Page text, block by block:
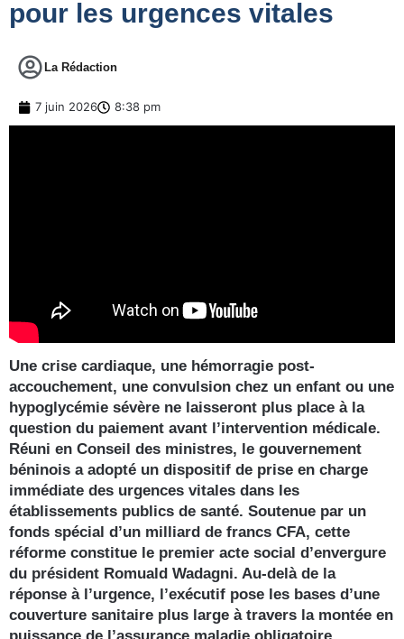
pour les urgences vitales
La Rédaction
7 juin 2026 8:38 pm
Une crise cardiaque, une hémorragie post-
accouchement, une convulsion chez un enfant ou une
hypoglycémie sévère ne laisseront plus place à la
question du paiement avant l’intervention médicale.
Réuni en Conseil des ministres, le gouvernement
béninois a adopté un dispositif de prise en charge
immédiate des urgences vitales dans les
établissements publics de santé. Soutenue par un
fonds spécial d’un milliard de francs CFA, cette
réforme constitue le premier acte social d’envergure
du président Romuald Wadagni. Au-delà de la
réponse à l’urgence, l’exécutif pose les bases d’une
couverture sanitaire plus large à travers la montée en